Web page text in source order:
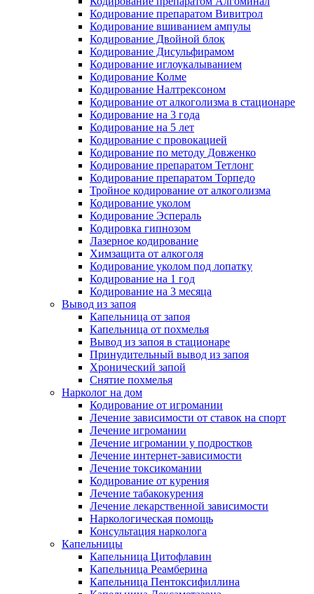
Кодирование препаратом Вивитрол
Кодирование вшиванием ампулы
Кодирование Двойной блок
Кодирование Дисульфирамом
Кодирование иглоукалыванием
Кодирование Колме
Кодирование Налтрексоном
Кодирование от алкоголизма в стационаре
Кодирование на 3 года
Кодирование на 5 лет
Кодирование с провокацией
Кодирование по методу Довженко
Кодирование препаратом Тетлонг
Кодирование препаратом Торпедо
Тройное кодирование от алкоголизма
Кодирование уколом
Кодирование Эспераль
Кодировка гипнозом
Лазерное кодирование
Химзащита от алкоголя
Кодирование уколом под лопатку
Кодирование на 1 год
Кодирование на 3 месяца
Вывод из запоя
Капельница от запоя
Капельница от похмелья
Вывод из запоя в стационаре
Принудительный вывод из запоя
Хронический запой
Снятие похмелья
Нарколог на дом
Кодирование от игромании
Лечение зависимости от ставок на спорт
Лечение игромании
Лечение игромании у подростков
Лечение интернет-зависимости
Лечение токсикомании
Кодирование от курения
Лечение табакокурения
Лечение лекарственной зависимости
Наркологическая помощь
Консультация нарколога
Капельницы
Капельница Цитофлавин
Капельница Реамберина
Капельница Пентоксифиллина